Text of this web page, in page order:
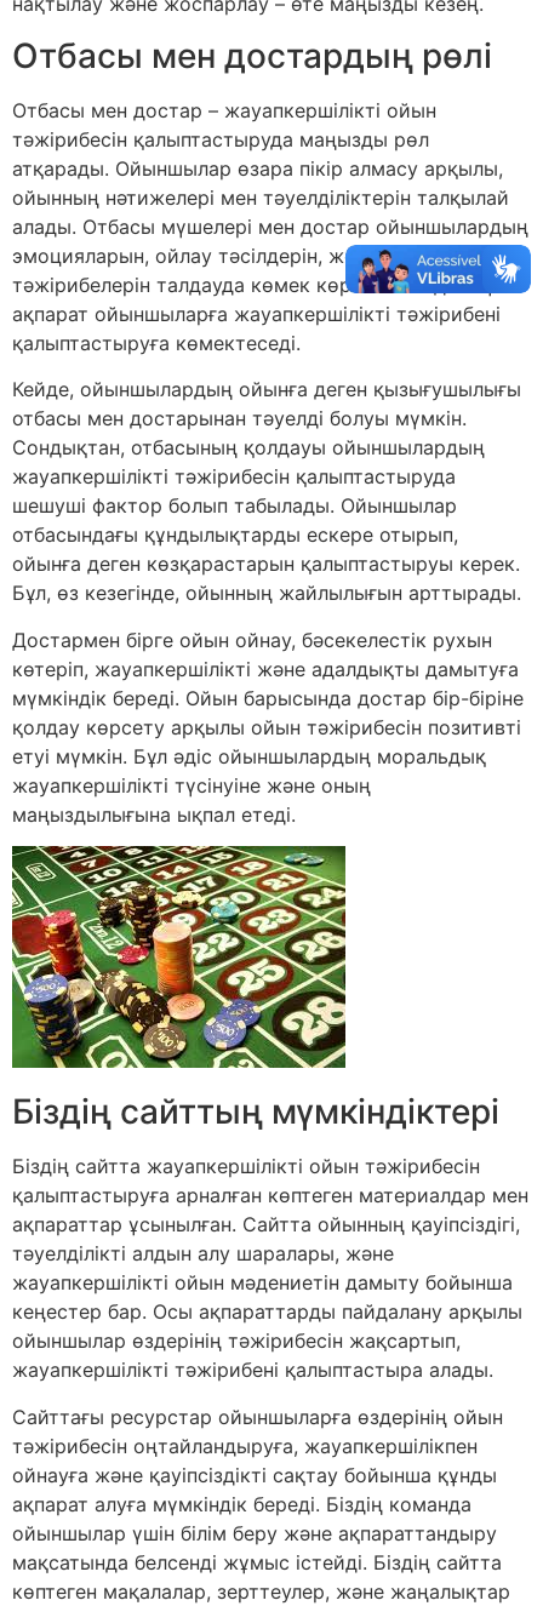
Отбасы мен достардың рөлі
Отбасы мен достар – жауапкершілікті ойын
тәжірибесін қалыптастыруда маңызды рөл
атқарады. Ойыншылар өзара пікір алмасу арқылы,
ойынның нәтижелері мен тәуелділіктерін талқылай
алады. Отбасы мүшелері мен достар ойыншылардың
эмоцияларын, ойлау тәсілдерін, және ойыннан алған
тәжірибелерін талдауда көмек көрсете алады. Бұл
ақпарат ойыншыларға жауапкершілікті тәжірибені
қалыптастыруға көмектеседі.
Кейде, ойыншылардың ойынға деген қызығушылығы
отбасы мен достарынан тәуелді болуы мүмкін.
Сондықтан, отбасының қолдауы ойыншылардың
жауапкершілікті тәжірибесін қалыптастыруда
шешуші фактор болып табылады. Ойыншылар
отбасындағы құндылықтарды ескере отырып,
ойынға деген көзқарастарын қалыптастыруы керек.
Бұл, өз кезегінде, ойынның жайлылығын арттырады.
Достармен бірге ойын ойнау, бәсекелестік рухын
көтеріп, жауапкершілікті және адалдықты дамытуға
мүмкіндік береді. Ойын барысында достар бір-біріне
қолдау көрсету арқылы ойын тәжірибесін позитивті
етуі мүмкін. Бұл әдіс ойыншылардың моральдық
жауапкершілікті түсінуіне және оның
маңыздылығына ықпал етеді.
Біздің сайттың мүмкіндіктері
Біздің сайтта жауапкершілікті ойын тәжірибесін
қалыптастыруға арналған көптеген материалдар мен
ақпараттар ұсынылған. Сайтта ойынның қауіпсіздігі,
тәуелділікті алдын алу шаралары, және
жауапкершілікті ойын мәдениетін дамыту бойынша
кеңестер бар. Осы ақпараттарды пайдалану арқылы
ойыншылар өздерінің тәжірибесін жақсартып,
жауапкершілікті тәжірибені қалыптастыра алады.
Сайттағы ресурстар ойыншыларға өздерінің ойын
тәжірибесін оңтайландыруға, жауапкершілікпен
ойнауға және қауіпсіздікті сақтау бойынша құнды
ақпарат алуға мүмкіндік береді. Біздің команда
ойыншылар үшін білім беру және ақпараттандыру
мақсатында белсенді жұмыс істейді. Біздің сайтта
көптеген мақалалар, зерттеулер, және жаңалықтар